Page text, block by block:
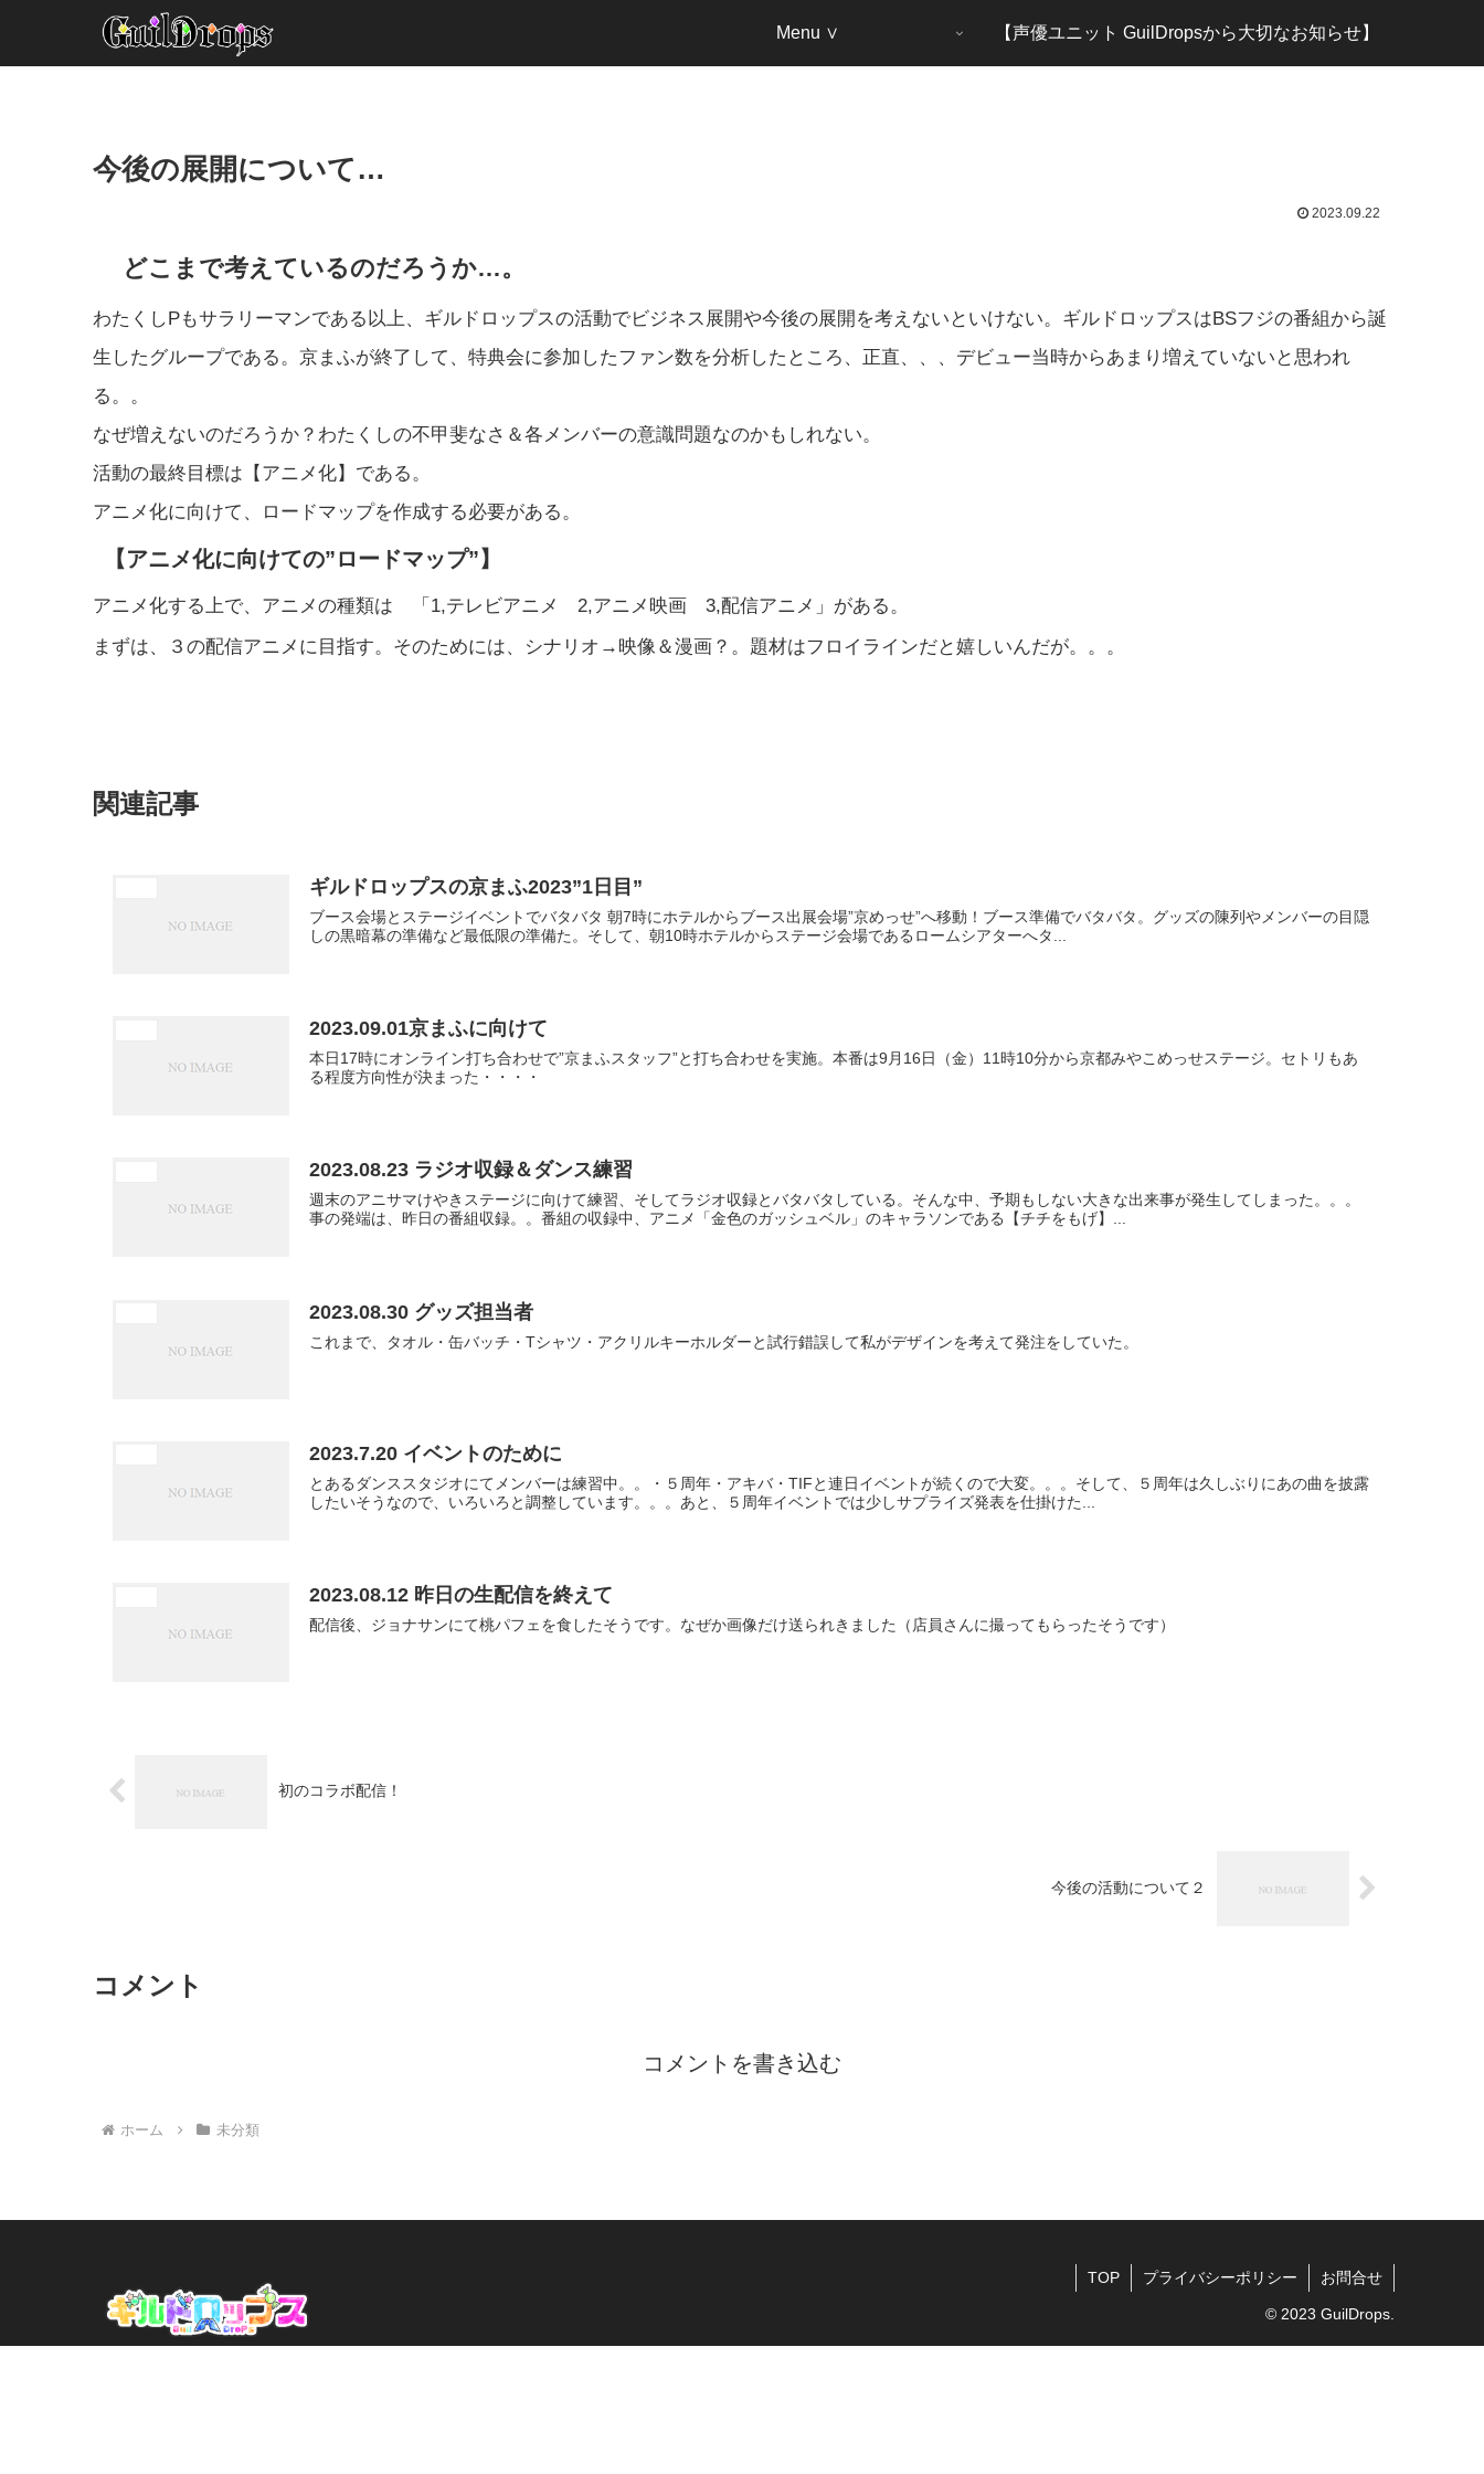
Menu ∨ 【声優ユニット GuilDropsから大切なお知らせ】
今後の展開について…
2023.09.22
どこまで考えているのだろうか…。
わたくしPもサラリーマンである以上、ギルドロップスの活動でビジネス展開や今後の展開を考えないといけない。ギルドロップスはBSフジの番組から誕
生したグループである。京まふが終了して、特典会に参加したファン数を分析したところ、正直、、、デビュー当時からあまり増えていないと思われ
る。。
なぜ増えないのだろうか？わたくしの不甲斐なさ＆各メンバーの意識問題なのかもしれない。
活動の最終目標は【アニメ化】である。
アニメ化に向けて、ロードマップを作成する必要がある。
【アニメ化に向けての”ロードマップ”】
アニメ化する上で、アニメの種類は 「1,テレビアニメ 2,アニメ映画 3,配信アニメ」がある。
まずは、３の配信アニメに目指す。そのためには、シナリオ→映像＆漫画？。題材はフロイラインだと嬉しいんだが。。。
関連記事
ギルドロップスの京まふ2023”1日目”
ブース会場とステージイベントでバタバタ 朝7時にホテルからブース出展会場”京めっせ”へ移動！ブース準備でバタバタ。グッズの陳列やメンバーの目隠
しの黒暗幕の準備など最低限の準備た。そして、朝10時ホテルからステージ会場であるロームシアターへタ...
2023.09.01京まふに向けて
本日17時にオンライン打ち合わせで”京まふスタッフ”と打ち合わせを実施。本番は9月16日（金）11時10分から京都みやこめっせステージ。セトリもあ
る程度方向性が決まった・・・・
2023.08.23 ラジオ収録＆ダンス練習
週末のアニサマけやきステージに向けて練習、そしてラジオ収録とバタバタしている。そんな中、予期もしない大きな出来事が発生してしまった。。。
事の発端は、昨日の番組収録。。番組の収録中、アニメ「金色のガッシュベル」のキャラソンである【チチをもげ】...
2023.08.30 グッズ担当者
これまで、タオル・缶バッチ・Tシャツ・アクリルキーホルダーと試行錯誤して私がデザインを考えて発注をしていた。
2023.7.20 イベントのために
とあるダンススタジオにてメンバーは練習中。。・５周年・アキバ・TIFと連日イベントが続くので大変。。。そして、５周年は久しぶりにあの曲を披露
したいそうなので、いろいろと調整しています。。。あと、５周年イベントでは少しサプライズ発表を仕掛けた...
2023.08.12 昨日の生配信を終えて
配信後、ジョナサンにて桃パフェを食したそうです。なぜか画像だけ送られきました（店員さんに撮ってもらったそうです）
初のコラボ配信！
今後の活動について２
コメント
コメントを書き込む
ホーム 未分類
TOP プライバシーポリシー お問合せ
© 2023 GuilDrops.